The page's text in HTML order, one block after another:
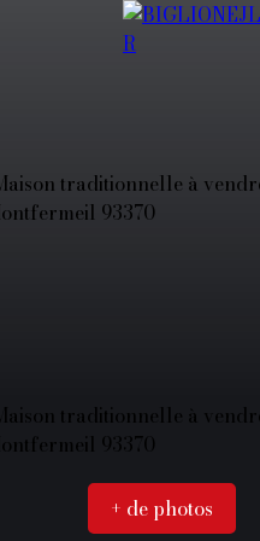
+ de photos